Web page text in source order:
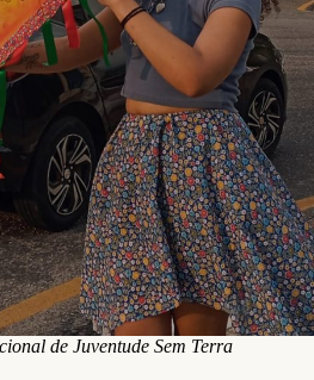
de Juventude Sem Terra